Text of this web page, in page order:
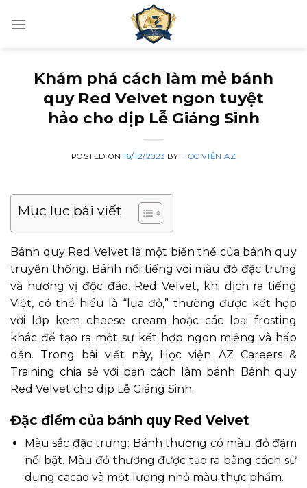
Khám phá cách làm mẻ bánh
quy Red Velvet ngon tuyệt
hảo cho dịp Lễ Giáng Sinh
POSTED ON16/12/2023 BY HỌC VIỆN AZ
Mục lục bài viết
Bánh quy Red Velvet là một biến thể của bánh quy
truyền thống. Bánh nổi tiếng với màu đỏ đặc trưng
và hương vị độc đáo. Red Velvet, khi dịch ra tiếng
Việt, có thể hiểu là “lụa đỏ,” thường được kết hợp
với lớp kem cheese cream hoặc các loại frosting
khác để tạo ra một sự kết hợp ngon miệng và hấp
dẫn. Trong bài viết này, Học viện AZ Careers &
Training chia sẻ với bạn cách làm bánh Bánh quy
Red Velvet cho dịp Lễ Giáng Sinh.
Đặc điểm của bánh quy Red Velvet
Màu sắc đặc trưng: Bánh thường có màu đỏ đậm
nổi bật. Màu đỏ thường được tạo ra bằng cách sử
dụng cacao và một lượng nhỏ màu thực phẩm.